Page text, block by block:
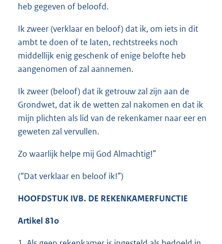
heb gegeven of beloofd.
Ik zweer (verklaar en beloof) dat ik, om iets in dit
ambt te doen of te laten, rechtstreeks noch
middellijk enig geschenk of enige belofte heb
aangenomen of zal aannemen.
Ik zweer (beloof) dat ik getrouw zal zijn aan de
Grondwet, dat ik de wetten zal nakomen en dat ik
mijn plichten als lid van de rekenkamer naar eer en
geweten zal vervullen.
Zo waarlijk helpe mij God Almachtig!”
(“Dat verklaar en beloof ik!”)
HOOFDSTUK IVB. DE REKENKAMERFUNCTIE
Artikel 81o